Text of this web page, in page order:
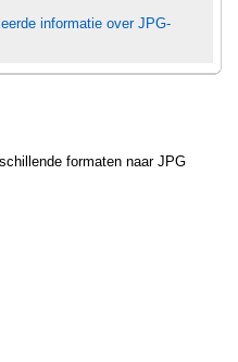
informatie over JPG-
formaten naar JPG